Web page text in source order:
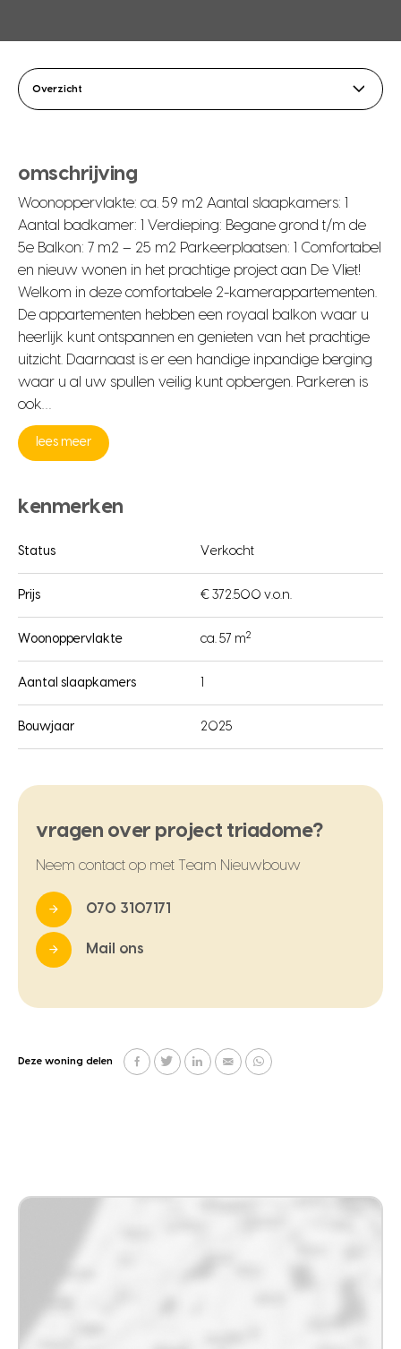
Overzicht
omschrijving
Woonoppervlakte: ca. 59 m2 Aantal slaapkamers: 1
Aantal badkamer: 1 Verdieping: Begane grond t/m de
5e Balkon: 7 m2 – 25 m2 Parkeerplaatsen: 1 Comfortabel
en nieuw wonen in het prachtige project aan De Vliet!
Welkom in deze comfortabele 2-kamerappartementen.
De appartementen hebben een royaal balkon waar u
heerlijk kunt ontspannen en genieten van het prachtige
uitzicht. Daarnaast is er een handige inpandige berging
waar u al uw spullen veilig kunt opbergen. Parkeren is
ook…
lees meer
kenmerken
Status Verkocht
Prijs € 372.500 v.o.n.
Woonoppervlakte ca. 57 m2
Aantal slaapkamers
Bouwjaar 2025
vragen over project triadome?
Neem contact op met Team Nieuwbouw
070 3107171
Mail ons
Deze woning delen